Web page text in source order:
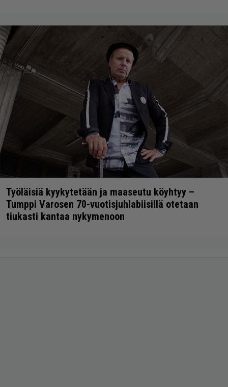
Työläisiä kyykytetään ja maaseutu köyhtyy –
Tumppi Varosen 70-vuotisjuhlabiisillä otetaan
tiukasti kantaa nykymenoon